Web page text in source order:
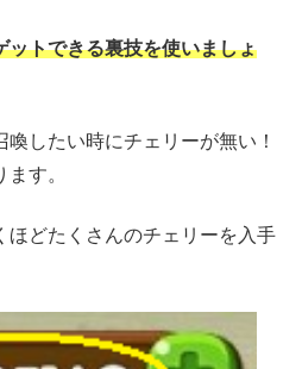
ットできる裏技を使いましょ
したい時にチェリーが無い！
す。
ほどたくさんのチェリーを入手